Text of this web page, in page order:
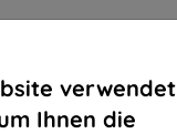
verwendet
Ihnen die